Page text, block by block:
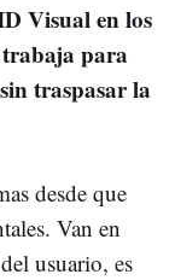
Visual en los
para
traspasar la
desde que
Van en
usuario, es